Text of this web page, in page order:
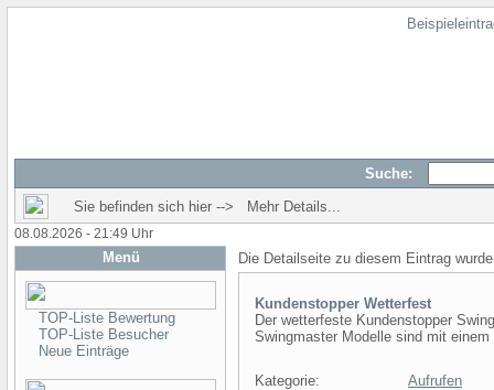
Suche:
Sie befinden sich hier --> Mehr Details...
08.08.2026 - 21:49 Uhr
Menü
TOP-Liste Bewertung
TOP-Liste Besucher
Neue Einträge
Die Detailseite zu diesem Eintrag
Kundenstopper Wetterfest
Der wetterfeste Kundenstopper
Swingmaster Modelle sind mit
Kategorie:
Aufrufen